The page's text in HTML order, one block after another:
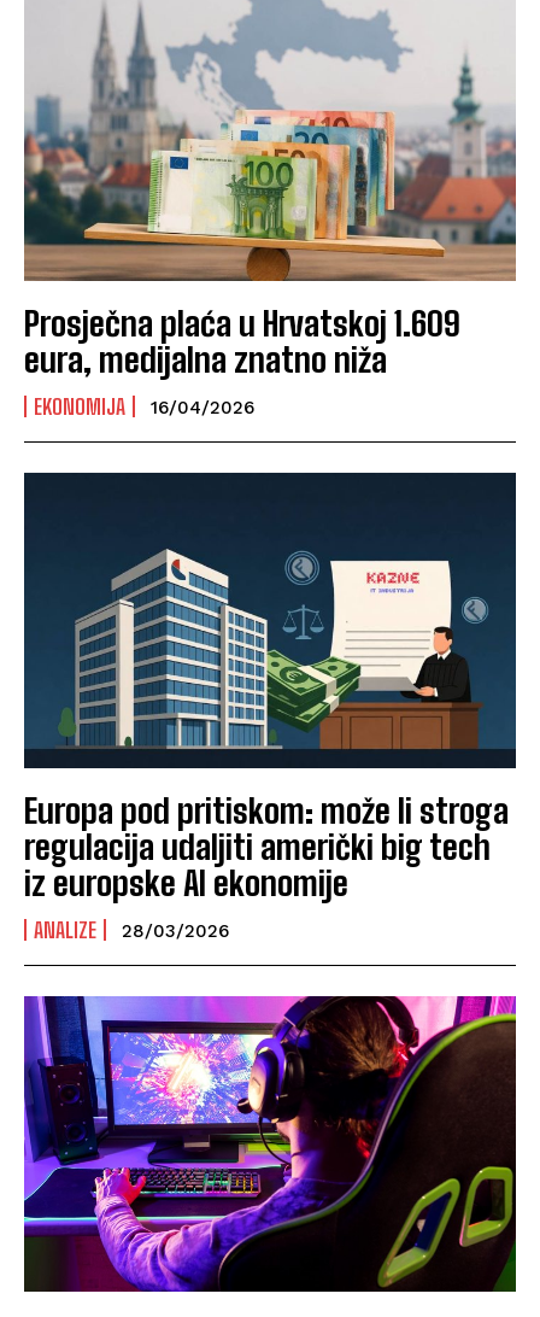
Prosječna plaća u Hrvatskoj 1.609
eura, medijalna znatno niža
EKONOMIJA 16/04/2026
Europa pod pritiskom: može li stroga
regulacija udaljiti američki big tech
iz europske AI ekonomije
ANALIZE 28/03/2026